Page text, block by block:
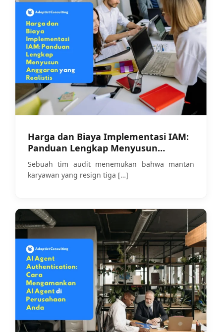
Harga dan Biaya Implementasi IAM:
Panduan Lengkap Menyusun
Anggaran yang Realistis
Sebuah tim audit menemukan bahwa mantan
karyawan yang resign tiga […]